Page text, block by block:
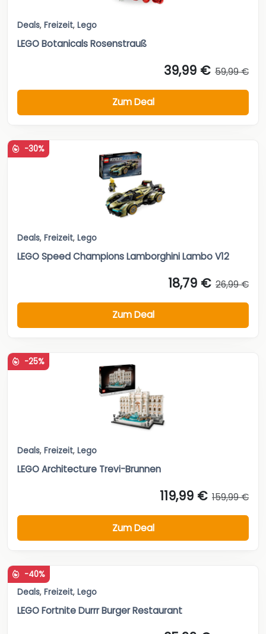
Deals, Freizeit, Lego
LEGO Botanicals Rosenstrauß
39,99 € 59,99 €
Zum Deal
-30%
Deals, Freizeit, Lego
LEGO Speed Champions Lamborghini Lambo V12
18,79 € 26,99 €
Zum Deal
-25%
Deals, Freizeit, Lego
LEGO Architecture Trevi-Brunnen
119,99 € 159,99 €
Zum Deal
-40%
Deals, Freizeit, Lego
LEGO Fortnite Durrr Burger Restaurant